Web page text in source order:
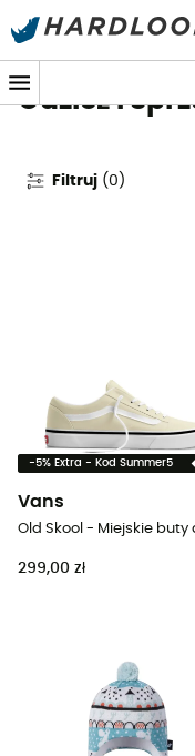
Letnie promocje 🔥
Odzież i
Filtruj (0 )
-5% Extra - Kod Summer5
Vans
299,00 zł